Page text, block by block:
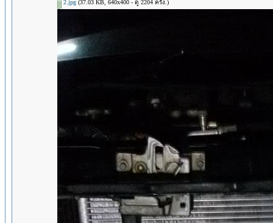
2.jpg (37.03 KB, 640x400 - ดู 2204 ครั้ง.)